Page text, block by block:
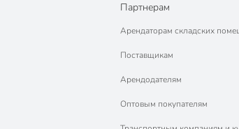
Партнерам
Арендаторам складских
Поставщикам
Арендодателям
Оптовым покупателям